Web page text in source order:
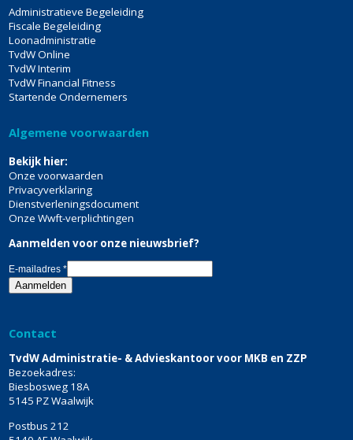
Administratieve Begeleiding
Fiscale Begeleiding
Loonadministratie
TvdW Online
TvdW Interim
TvdW Financial Fitness
Startende Ondernemers
Algemene voorwaarden
Bekijk hier:
Onze voorwaarden
Privacyverklaring
Dienstverleningsdocument
Onze Wwft-verplichtingen
Aanmelden voor onze nieuwsbrief?
E-mailadres*
Contact
TvdW Administratie- & Advieskantoor voor MKB en ZZP
Bezoekadres:
Biesbosweg 18A
5145 PZ Waalwijk
Postbus 212